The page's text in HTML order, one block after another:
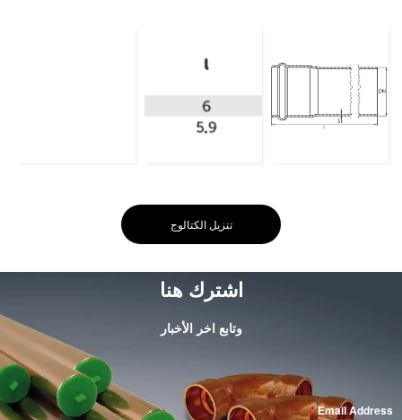
تنزيل الكتالوج
اشترك هنا
وتابع اخر الأخبار
Email Address
*